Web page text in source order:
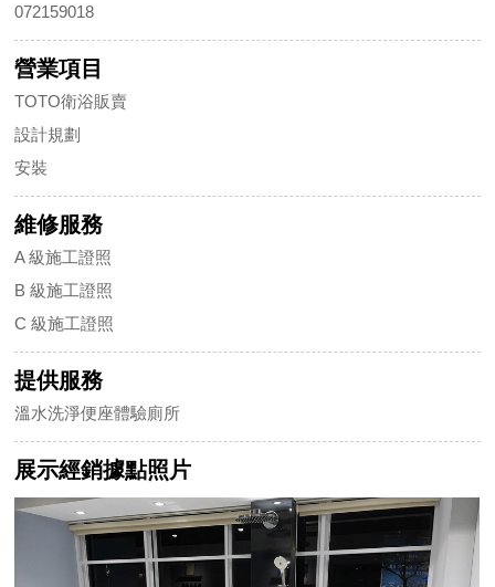
072159018
營業項目
TOTO衛浴販賣
設計規劃
安裝
維修服務
A 級施工證照
B 級施工證照
C 級施工證照
提供服務
溫水洗淨便座體驗廁所
展示經銷據點照片